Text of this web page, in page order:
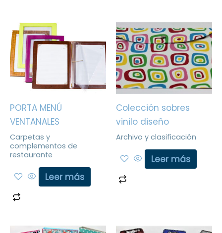
PORTA MENÚ
VENTANALES
Carpetas y
complementos de
restaurante
Leer más
Colección sobres
vinilo diseño
Archivo y clasificación
Leer más